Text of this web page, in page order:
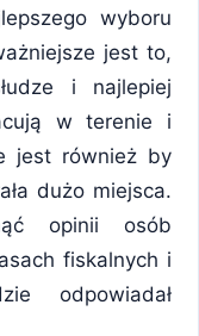
wyboru
jest to,
i najlepiej
w terenie i
jest również by
dużo miejsca.
opinii osób
fiskalnych i
odpowiadał